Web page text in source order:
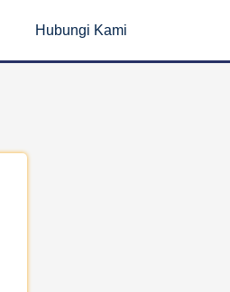
Hubungi Kami